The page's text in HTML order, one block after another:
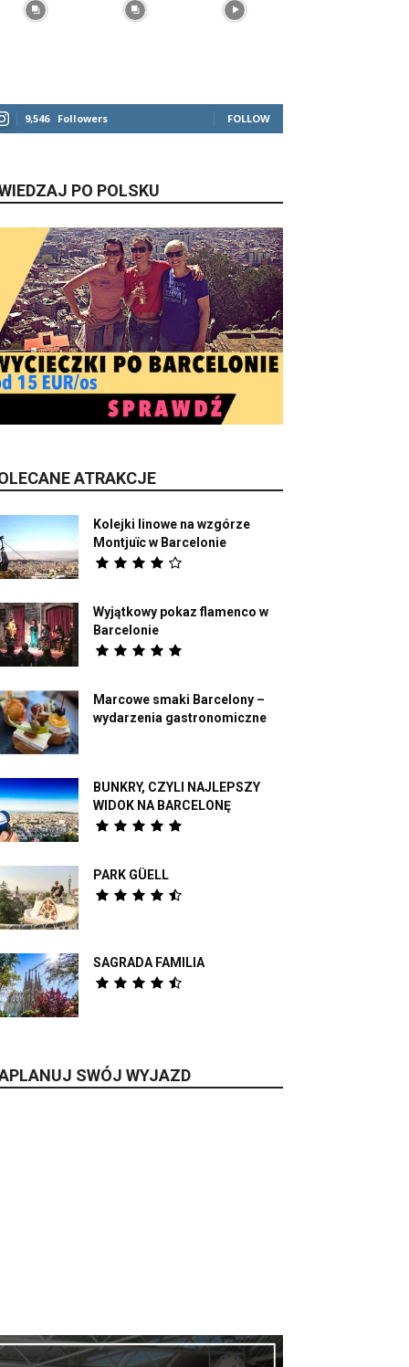
9,546 Followers FOLLOW
PO POLSKU
ATRAKCJE
Kolejki linowe na wzgórze
Montjuïc w Barcelonie
Wyjątkowy pokaz flamenco w
Barcelonie
Marcowe smaki Barcelony –
wydarzenia gastronomiczne
BUNKRY, CZYLI NAJLEPSZY
WIDOK NA BARCELONĘ
PARK GÜELL
SAGRADA FAMILIA
SWÓJ WYJAZD